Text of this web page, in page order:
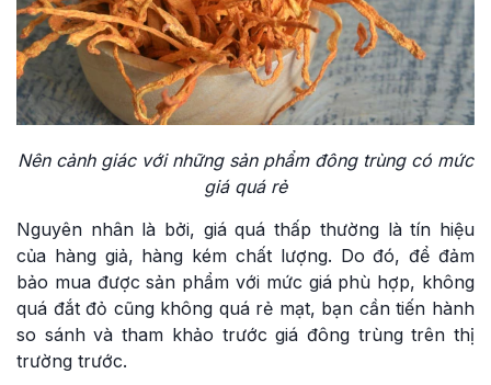
Nên cảnh giác với những sản phẩm đông trùng có mức
giá quá rẻ
Nguyên nhân là bởi, giá quá thấp thường là tín hiệu
của hàng giả, hàng kém chất lượng. Do đó, để đảm
bảo mua được sản phẩm với mức giá phù hợp, không
quá đắt đỏ cũng không quá rẻ mạt, bạn cần tiến hành
so sánh và tham khảo trước giá đông trùng trên thị
trường trước.